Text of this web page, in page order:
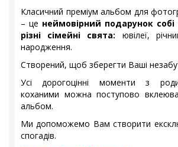
Класичний преміум альбом для
– це неймовірний подарунок
різні сімейні свята: ювілеї,
народження.
Створений, щоб зберегти Ваші
Усі дорогоцінні моменти з
коханими можна поступово
альбом.
Ми допоможемо Вам створити
спогадів.